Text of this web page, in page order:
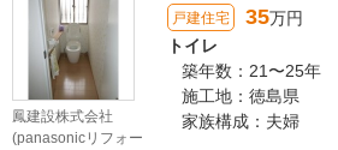
鳳建設株式会社
(panasonicリフォー
戸建住宅 35万円
トイレ
築年数：21〜25年
施工地：徳島県
家族構成：夫婦